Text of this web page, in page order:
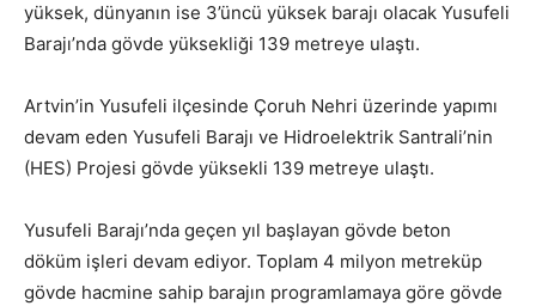
yüksek, dünyanın ise 3’üncü yüksek barajı olacak Yusufeli
Barajı’nda gövde yüksekliği 139 metreye ulaştı.
Artvin’in Yusufeli ilçesinde Çoruh Nehri üzerinde yapımı
devam eden Yusufeli Barajı ve Hidroelektrik Santrali’nin
(HES) Projesi gövde yüksekli 139 metreye ulaştı.
Yusufeli Barajı’nda geçen yıl başlayan gövde beton
döküm işleri devam ediyor. Toplam 4 milyon metreküp
gövde hacmine sahip barajın programlamaya göre gövde